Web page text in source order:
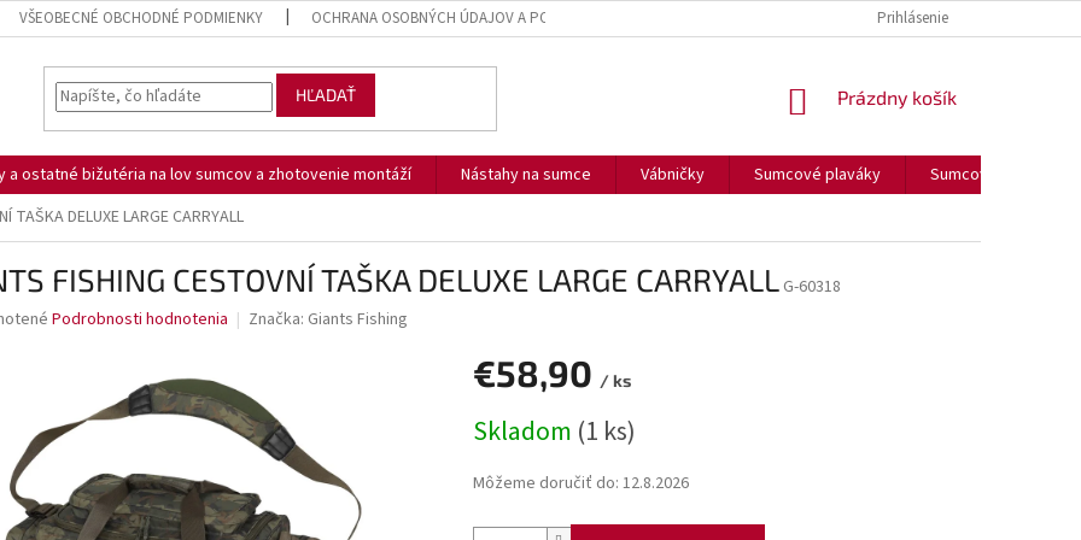
VŠEOBECNÉ OBCHODNÉ PODMIENKY OCHRANA OSOBNÝCH ÚDAJOV A POUČENIE O COOKIES FORMULÁR NA ODSTÚPENIE OD ZMLUVY
Prihlásenie
HĽADAŤ
NÁKUPNÝ
Prázdny košík
a ostatné bižutéria na lov sumcov a zhotovenie montáží Nástahy na sumce Vábničky Sumcové plaváky
Sumcové olova
TAŠKA DELUXE LARGE CARRYALL
FISHING CESTOVNÍ TAŠKA DELUXE LARGE CARRYALL G-60318
Podrobnosti hodnotenia Značka: Giants Fishing
€58,90 / ks
cena:
Skladom (1 ks)
Môžeme doručiť do: 12.8.2026